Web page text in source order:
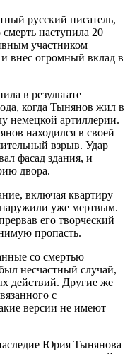
русский писатель,
наступила 20
участником
внес огромный вклад в
в результате
когда Тынянов жил в
немецкой артиллерии.
находился в своей
взрыв. Удар
фасад здания, и
двора.
включая квартиру
уже мертвым.
его творческий
пропасть.
со смертью
несчастный случай,
действий. Другие же
с
версии не имеют
Юрия Тынянова